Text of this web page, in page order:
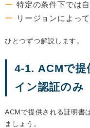
特定の条件下では
リージョンによっ
ひとつずつ解説します。
4-1. ACMで提
イン認証のみ
ACMで提供される証明書
ましょう。